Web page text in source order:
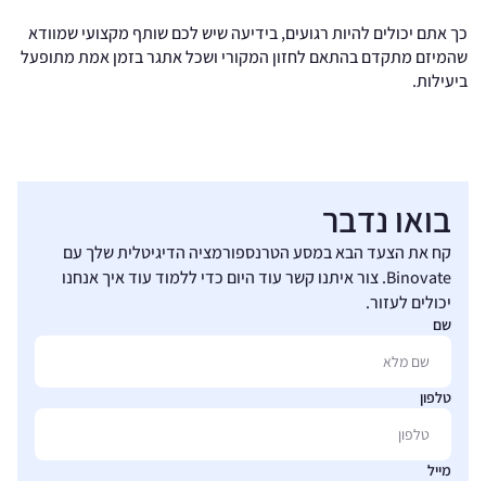
כך אתם יכולים להיות רגועים, בידיעה שיש לכם שותף מקצועי שמוודא
שהמיזם מתקדם בהתאם לחזון המקורי ושכל אתגר בזמן אמת מתופעל
ביעילות.
בואו נדבר
קח את הצעד הבא במסע הטרנספורמציה הדיגיטלית שלך עם
Binovate. צור איתנו קשר עוד היום כדי ללמוד עוד איך אנחנו
יכולים לעזור.
שם
טלפון
מייל